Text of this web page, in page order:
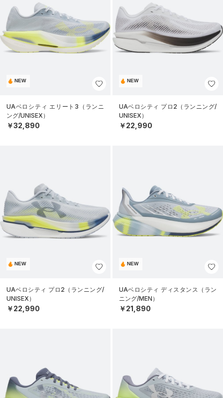
NEW
UAベロシティ エリート3（ランニ
ング/UNISEX）
￥32,890
NEW
UAベロシティ プロ2（ランニング/
UNISEX）
￥22,990
NEW
UAベロシティ プロ2（ランニング/
UNISEX）
￥22,990
NEW
UAベロシティ ディスタンス（ラン
ニング/MEN）
￥21,890